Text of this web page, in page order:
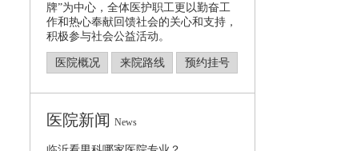
牌”为中心，全体医护职工更以勤奋工
作和热心奉献回馈社会的关心和支持，
积极参与社会公益活动。
医院概况 来院路线 预约挂号
医院新闻 News